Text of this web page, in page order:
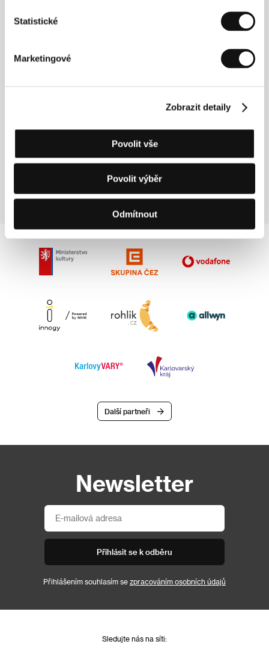
Statistické
Marketingové
Zobrazit detaily
Povolit vše
Povolit výběr
Odmítnout
disciplínách. Je autorem řady krátkých filmů,
kulturního dědictví v Ghaně.
Sodasoap Productions
159 Chenery Street, CA 94131, San Francisco
Spojené státy americké
Tel: +1 415 531 8861
info@refugeeallstars.org
Další partneři
Newsletter
Přihlásit se k odběru
Přihlášením souhlasím se zpracováním osobních údajů
Sledujte nás na síti: